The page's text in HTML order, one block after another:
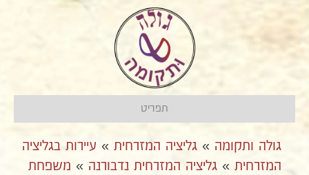
תפריט
גולה ותקומה » גליציה המזרחית » עיירות בגליציה
המזרחית » גליציה המזרחית נדבורנה » משפחת